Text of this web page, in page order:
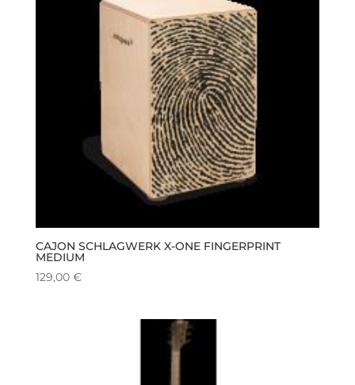
CAJON SCHLAGWERK X-ONE FINGERPRINT
MEDIUM
129,00 €